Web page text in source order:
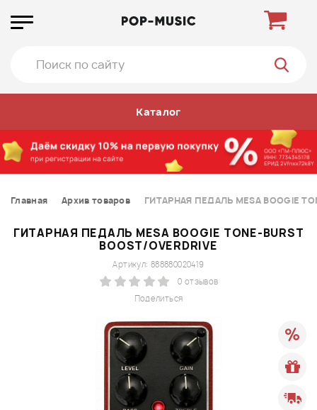
Каталог
Главная Архив товаров ГИТАРНАЯ ПЕДАЛЬ MESA BOOGIE
ГИТАРНАЯ ПЕДАЛЬ MESA BOOGIE TONE-BURST
BOOST/OVERDRIVE
Поделиться
Артикул: 888880020419
0 отзывов